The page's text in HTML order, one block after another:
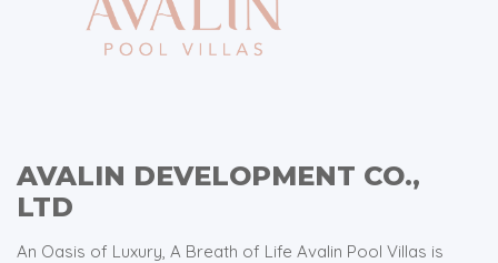
AVALIN DEVELOPMENT CO.,
LTD
An Oasis of Luxury, A Breath of Life Avalin Pool Villas is